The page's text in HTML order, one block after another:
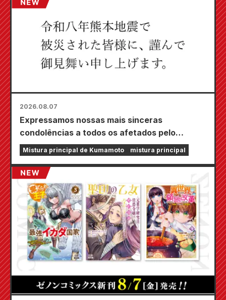
2026.08.07
Expressamos nossas mais sinceras
condolências a todos os afetados pelo
terremoto de Kumamoto de 2026.
Mistura principal de Kumamoto mistura principal